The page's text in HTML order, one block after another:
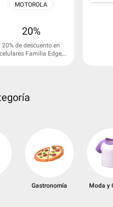
MOTOROLA
20%
20% de descuento en
celulares Familia Edge,
Gastronomía Moda y